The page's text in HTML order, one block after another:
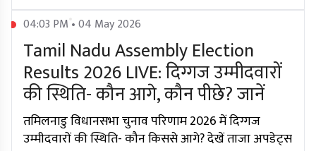
04:03 PM • 04 May 2026
Tamil Nadu Assembly Election
Results 2026 LIVE: दिग्गज उम्मीदवारों
की स्थिति- कौन आगे, कौन पीछे? जानें
तमिलनाडु विधानसभा चुनाव परिणाम 2026 में दिग्गज
उम्मीदवारों की स्थिति- कौन किससे आगे? देखें ताजा अपडेट्स